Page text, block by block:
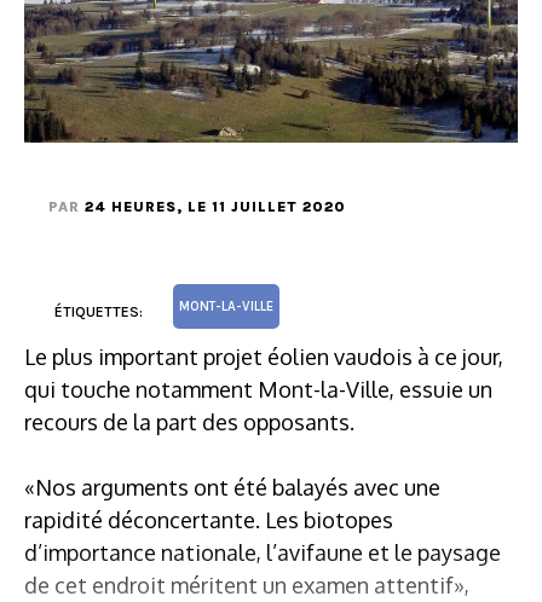
PAR 24 HEURES, LE 11 JUILLET 2020
ÉTIQUETTES: MONT-LA-VILLE
Le plus important projet éolien vaudois à ce jour,
qui touche notamment Mont-la-Ville, essuie un
recours de la part des opposants.
«Nos arguments ont été balayés avec une
rapidité déconcertante. Les biotopes
d’importance nationale, l’avifaune et le paysage
de cet endroit méritent un examen attentif»,